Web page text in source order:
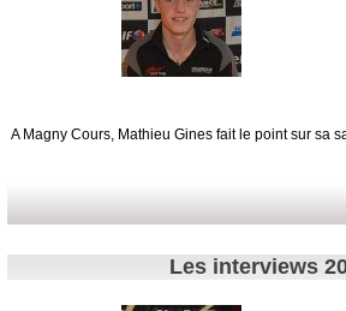
A Magny Cours, Mathieu Gines fait le point sur sa
Les interviews